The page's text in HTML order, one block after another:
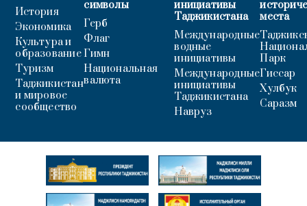
История
Экономика
Культура и
образование
Туризм
Таджикистан
и мировое
сообщество
символы
Герб
Флаг
Гимн
Национальная
валюта
инициативы
Таджикистана
Международные
водные
инициативы
Международные
инициативы
Таджикистана
Навруз
места
Парк
Гиссар
Хулбук
Саразм